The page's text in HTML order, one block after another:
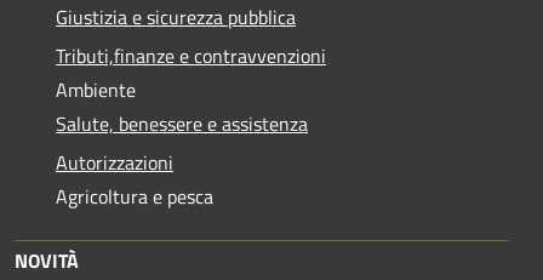
Giustizia e sicurezza pubblica
Tributi,finanze e contravvenzioni
Ambiente
Salute, benessere e assistenza
Autorizzazioni
Agricoltura e pesca
NOVITÀ